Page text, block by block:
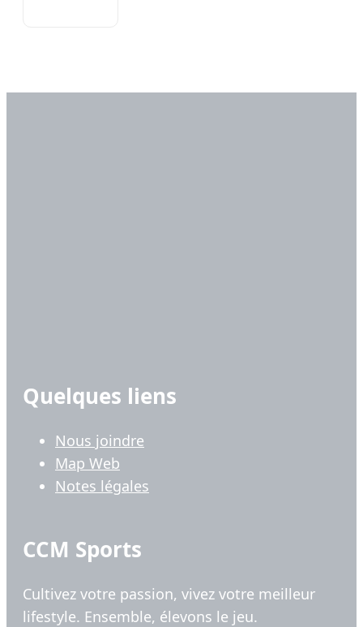
Quelques liens
Nous joindre
Map Web
Notes légales
CCM Sports
Cultivez votre passion, vivez votre meilleur
lifestyle. Ensemble, élevons le jeu.